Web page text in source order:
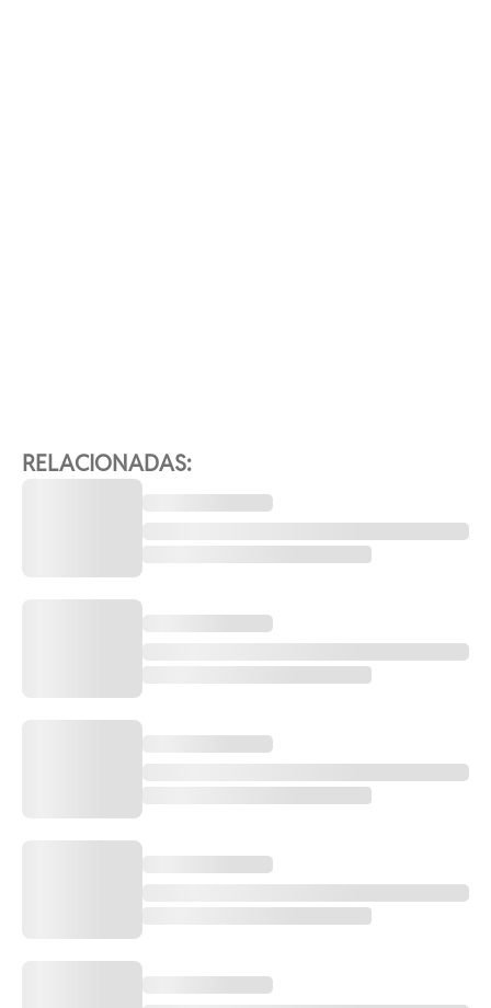
RELACIONADAS: